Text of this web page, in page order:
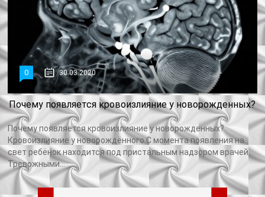
0 30.03.2020
Почему появляется кровоизлияние у новорожденных?
Почему появляется кровоизлияние у новорожденных?
Кровоизлияние у новорождённого С момента появления на
свет ребёнок находится под пристальным надзором врачей.
Тревожными...